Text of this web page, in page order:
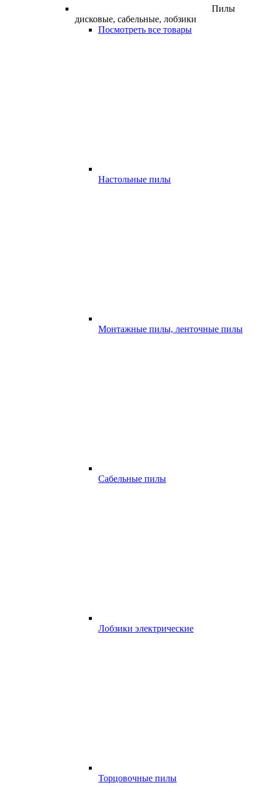
Пилы
дисковые, сабельные, лобзики
Посмотреть все товары
Настольные пилы
Монтажные пилы, ленточные пилы
Сабельные пилы
Лобзики электрические
Торцовочные пилы